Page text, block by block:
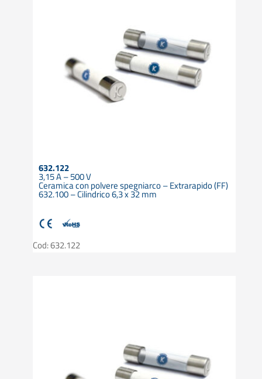
632.122
3,15 A – 500 V
Ceramica con polvere spegniarco – Extrarapido (FF)
632.100 – Cilindrico 6,3 x 32 mm
Cod: 632.122